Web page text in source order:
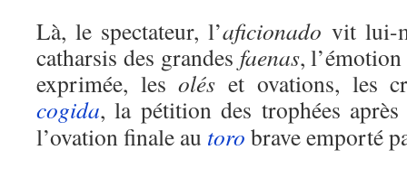
Là, le spectateur, l’aficionado vit lui-
catharsis des grandes faenas,
exprimée, lesolés et ovations, les
cogida, la pétition des trophées
l’ovation finale au toro brave emporté